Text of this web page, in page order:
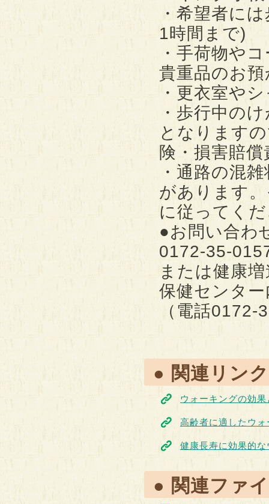
・希望者に
1時間まで)
・手荷物や
貴重品のお
・更衣室や
・歩行中の
となります
険・損害賠
・通路の混
があります
に従ってく
●お問い合わ
0172-35-
または健康
保健センター
（電話0172-
● 関連リンク
ウォーキングの効
高齢者に適したウ
健康長寿に効果的
● 関連ファ